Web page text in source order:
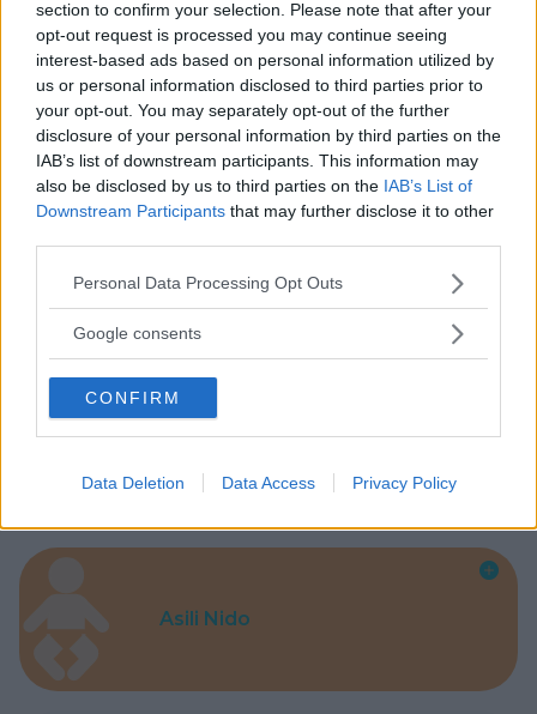
section to confirm your selection. Please note that after your
opt-out request is processed you may continue seeing
interest-based ads based on personal information utilized by
us or personal information disclosed to third parties prior to
your opt-out. You may separately opt-out of the further
disclosure of your personal information by third parties on the
IAB’s list of downstream participants. This information may
also be disclosed by us to third parties on the IAB’s List of
Downstream Participants that may further disclose it to other
Please note that this website/app uses one or more Google
not limited to your visit or usage behaviour. You may click to
use your data for below specified purposes in below Google
consent section.
Personal Data Processing Opt Outs
Google consents
CONFIRM
Data Deletion Data Access Privacy Policy
Valigie per il Parto
Corsi di Lingua per bambini
Asili Nido